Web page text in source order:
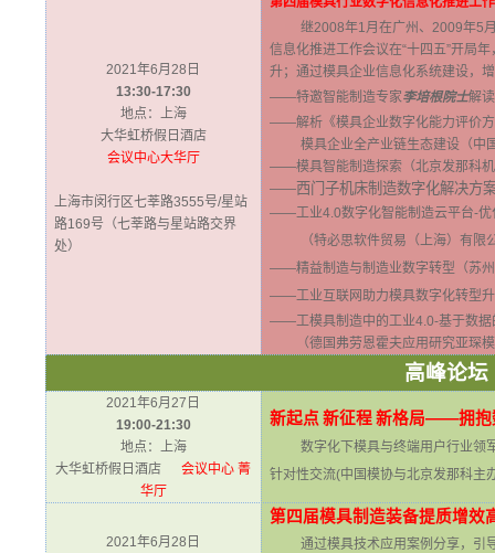
2021年6月28日
13:30-17:30
地点：上海
大华虹桥假日酒店
会议中心大华厅
上海市闵行区七莘路3555号/星站
路169号（七莘路与星站路交界
处）
继2008年1月在广州、2009年5
信息化推进工作会议在“十四五”开局
升；通过模具企业信息化系统建设，
——特邀智能制造专家李培根院士解
——解析《模具企业数字化能力评价
模具企业全产业链生态建设（中
——模具智能制造探索（北京发那科
——西门子机床制造数字化解决方
——工业4.0数字化智能制造云平台-优
（特必思软件贸易（上海）有限
——精益制造与制造业数字转型 （苏
——工业互联网助力模具数字化转型
——工模具制造中的工业4.0-基于数据
（德国弗劳恩霍夫应用研究亚琛
高峰论坛
2021年6月27日
19:00-21:30
地点：上海
大华虹桥假日酒店会议中心 菁
华厅
新起点 新征程新格局——拥抱
数字化下模具与终端用户行业领
针对性交流(中国模协与北京发那科主
2021年6月28日
第四届模具制造装备提质增效
通过模具技术应用案例分享，引